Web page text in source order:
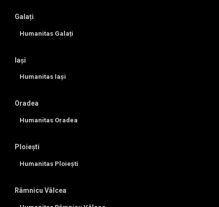
Galați
Humanitas Galați
Iași
Humanitas Iași
Oradea
Humanitas Oradea
Ploiești
Humanitas Ploiești
Râmnicu Vâlcea